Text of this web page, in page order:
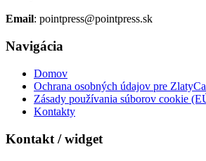
Email: pointpress@pointpress.sk
Navigácia
Domov
Ochrana osobných údajov pre
Zásady používania súborov cookie
Kontakty
Kontakt / widget